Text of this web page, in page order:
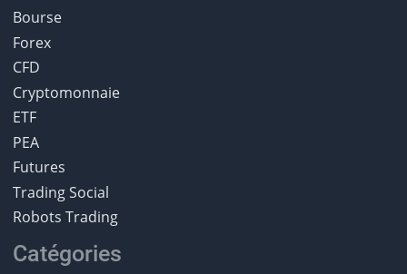
Bourse
Forex
CFD
Cryptomonnaie
ETF
PEA
Futures
Trading Social
Robots Trading
Catégories